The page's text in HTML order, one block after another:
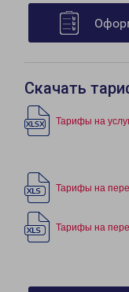
Скачать
Тарифы на
Тарифы на
Тарифы на